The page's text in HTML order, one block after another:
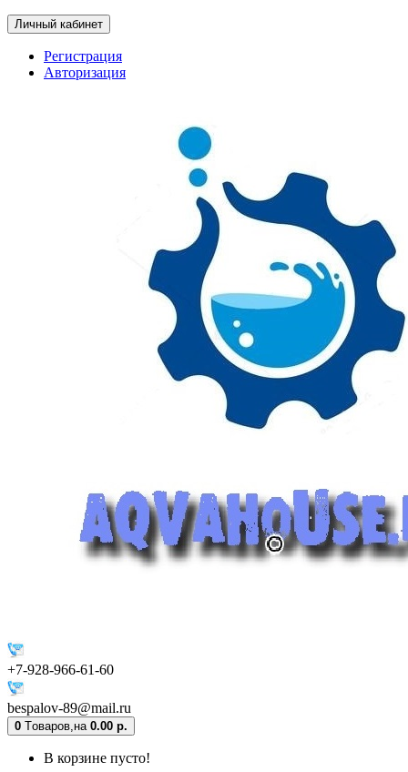
Личный кабинет
Регистрация
Авторизация
+7-928-966-61-60
bespalov-89@mail.ru
0 Tоваров,на 0.00 р.
В корзине пусто!